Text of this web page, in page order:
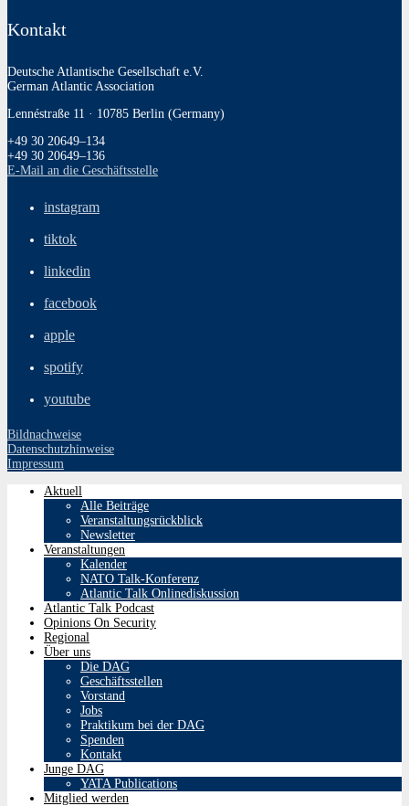
Kontakt
Deutsche Atlantische Gesellschaft e.V.
German Atlantic Association
Lennéstraße 11 · 10785 Berlin (Germany)
+49 30 20649–134
+49 30 20649–136
E‑Mail an die Geschäftsstelle
instagram
tiktok
linkedin
facebook
apple
spotify
youtube
Bildnachweise
Datenschutzhinweise
Impressum
Aktuell
Alle Beiträge
Veranstaltungsrückblick
Newsletter
Veranstaltungen
Kalender
NATO Talk-Konferenz
Atlantic Talk Onlinediskussion
Atlantic Talk Podcast
Opinions On Security
Regional
Über uns
Die DAG
Geschäftsstellen
Vorstand
Jobs
Praktikum bei der DAG
Spenden
Kontakt
Junge DAG
YATA Publications
Mitglied werden